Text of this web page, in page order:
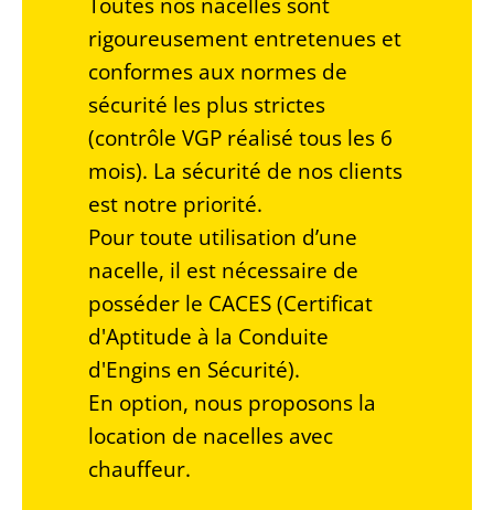
Toutes nos nacelles sont
rigoureusement entretenues et
conformes aux normes de
sécurité les plus strictes
(contrôle VGP réalisé tous les 6
mois). La sécurité de nos clients
est notre priorité.
Pour toute utilisation d’une
nacelle, il est nécessaire de
posséder le CACES (Certificat
d'Aptitude à la Conduite
d'Engins en Sécurité).
En option, nous proposons la
location de nacelles avec
chauffeur.